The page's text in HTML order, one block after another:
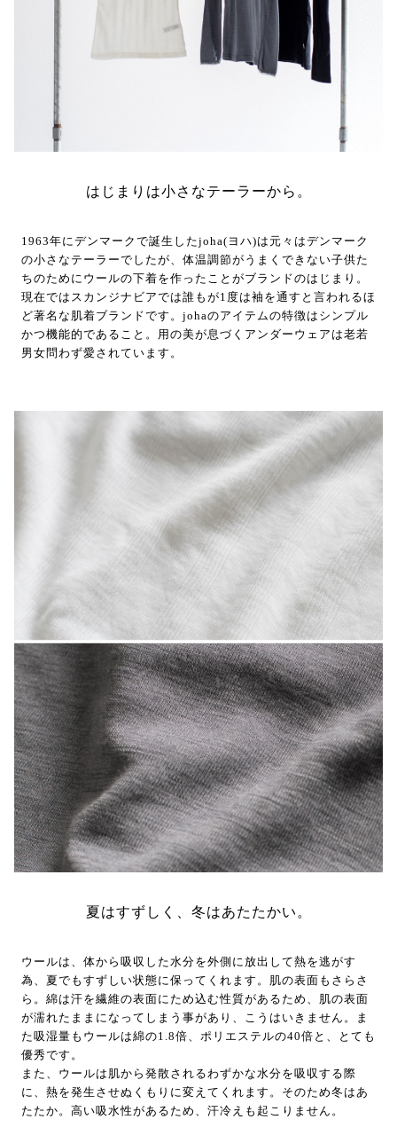
はじまりは小さなテーラーから。
1963年にデンマークで誕生したjoha(ヨハ)は元々はデンマーク
の小さなテーラーでしたが、体温調節がうまくできない子供た
ちのためにウールの下着を作ったことがブランドのはじまり。
現在ではスカンジナビアでは誰もが1度は袖を通すと言われるほ
ど著名な肌着ブランドです。johaのアイテムの特徴はシンプル
かつ機能的であること。用の美が息づくアンダーウェアは老若
男女問わず愛されています。
夏はすずしく、冬はあたたかい。
ウールは、体から吸収した水分を外側に放出して熱を逃がす
為、夏でもすずしい状態に保ってくれます。肌の表面もさらさ
ら。綿は汗を繊維の表面にため込む性質があるため、肌の表面
が濡れたままになってしまう事があり、こうはいきません。ま
た吸湿量もウールは綿の1.8倍、ポリエステルの40倍と、とても
優秀です。
また、ウールは肌から発散されるわずかな水分を吸収する際
に、熱を発生させぬくもりに変えてくれます。そのため冬はあ
たたか。高い吸水性があるため、汗冷えも起こりません。